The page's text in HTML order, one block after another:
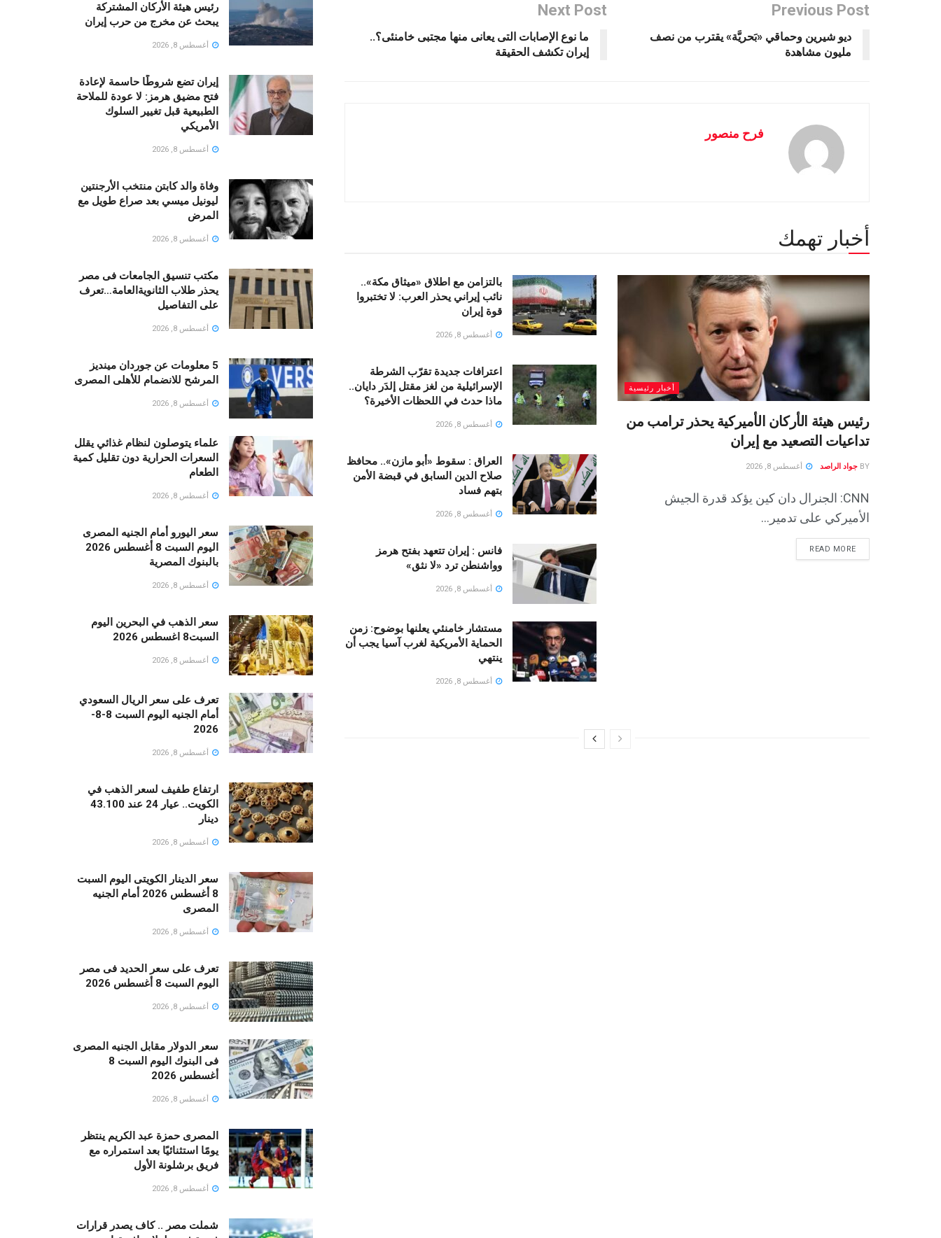
Previous Post
ديو شيرين وحماقي «بَحريَّة» يقترب من نصف
مليون مشاهدة
Next Post
ما نوع الإصابات التى يعانى منها مجتبى خامنئى؟..
إيران تكشف الحقيقة
فرح منصور
أخبار تهمك
أخبار رئيسية
رئيس هيئة الأركان الأميركية يحذر ترامب من
تداعيات التصعيد مع إيران
BY جواد الراصد أغسطس 8, 2026
CNN: الجنرال دان كين يؤكد قدرة الجيش
الأميركي على تدمير...
READ MORE
بالتزامن مع اطلاق «ميثاق مكة»..
نائب إيراني يحذر العرب: لا تختبروا
قوة إيران
أغسطس 8, 2026
اعترافات جديدة تقرّب الشرطة
الإسرائيلية من لغز مقتل إلدَر دايان..
ماذا حدث في اللحظات الأخيرة؟
أغسطس 8, 2026
العراق : سقوط «أبو مازن».. محافظ
صلاح الدين السابق في قبضة الأمن
بتهم فساد
أغسطس 8, 2026
فانس : إيران تتعهد بفتح هرمز
وواشنطن ترد «لا نثق»
أغسطس 8, 2026
مستشار خامنئي يعلنها بوضوح: زمن
الحماية الأمريكية لغرب آسيا يجب أن
ينتهي
أغسطس 8, 2026
رئيس هيئة الأركان المشتركة
يبحث عن مخرج من حرب إيران
أغسطس 8, 2026
إيران تضع شروطًا حاسمة لإعادة
فتح مضيق هرمز: لا عودة للملاحة
الطبيعية قبل تغيير السلوك
الأمريكي
أغسطس 8, 2026
وفاة والد كابتن منتخب الأرجنتين
ليونيل ميسي بعد صراع طويل مع
المرض
أغسطس 8, 2026
مكتب تنسيق الجامعات فى مصر
يحذر طلاب الثانويةالعامة…تعرف
على التفاصيل
أغسطس 8, 2026
5 معلومات عن جوردان مينديز
المرشح للانضمام للأهلى المصرى
أغسطس 8, 2026
علماء يتوصلون لنظام غذائي يقلل
السعرات الحرارية دون تقليل كمية
الطعام
أغسطس 8, 2026
سعر اليورو أمام الجنيه المصرى
اليوم السبت 8 أغسطس 2026
بالبنوك المصرية
أغسطس 8, 2026
سعر الذهب في البحرين اليوم
السبت8 اغسطس 2026
أغسطس 8, 2026
تعرف على سعر الريال السعودي
أمام الجنيه اليوم السبت 8-8-
2026
أغسطس 8, 2026
ارتفاع طفيف لسعر الذهب في
الكويت.. عيار 24 عند 43.100
دينار
أغسطس 8, 2026
سعر الدينار الكويتى اليوم السبت
8 أغسطس 2026 أمام الجنيه
المصرى
أغسطس 8, 2026
تعرف على سعر الحديد فى مصر
اليوم السبت 8 أغسطس 2026
أغسطس 8, 2026
سعر الدولار مقابل الجنيه المصرى
فى البنوك اليوم السبت 8
أغسطس 2026
أغسطس 8, 2026
المصرى حمزة عبد الكريم ينتظر
يومًا استثنائيًا بعد استمراره مع
فريق برشلونة الأول
أغسطس 8, 2026
شملت مصر .. كاف يصدر قرارات